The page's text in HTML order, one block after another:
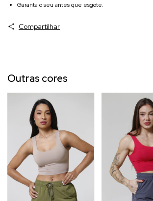
Garanta o seu antes que esgote.
Compartilhar
Outras cores